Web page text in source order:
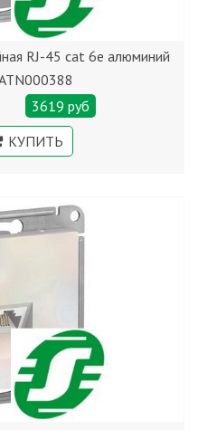
RJ-45 cat 6е алюминий
3619 руб